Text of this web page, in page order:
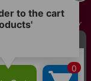
|お役立ち情報・ブログ
イバシーポリシー